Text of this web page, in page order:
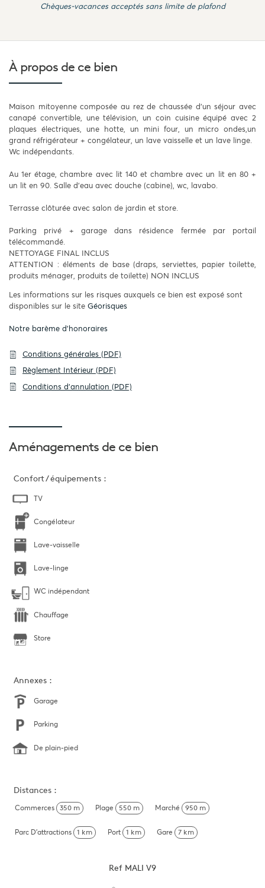
Chèques-vacances acceptés sans limite de plafond
À propos de ce bien
Maison mitoyenne composée au rez de chaussée d'un séjour avec
canapé convertible, une télévision, un coin cuisine équipé avec 2
plaques électriques, une hotte, un mini four, un micro ondes,un
grand réfrigérateur + congélateur, un lave vaisselle et un lave linge.
Wc indépendants.
Au 1er étage, chambre avec lit 140 et chambre avec un lit en 80 +
un lit en 90. Salle d'eau avec douche (cabine), wc, lavabo.
Terrasse clôturée avec salon de jardin et store.
Parking privé + garage dans résidence fermée par portail
télécommandé.
NETTOYAGE FINAL INCLUS
ATTENTION : éléments de base (draps, serviettes, papier toilette,
produits ménager, produits de toilette) NON INCLUS
Les informations sur les risques auxquels ce bien est exposé sont
disponibles sur le site Géorisques
Notre barème d'honoraires
Conditions générales (PDF)
Règlement Intérieur (PDF)
Conditions d'annulation (PDF)
Aménagements de ce bien
Confort / équipements :
TV
Congélateur
Lave-vaisselle
Lave-linge
WC indépendant
Chauffage
Store
Annexes :
Garage
Parking
De plain-pied
Distances :
Commerces 350 m Plage 550 m Marché 950 m
Parc D'attractions 1 km Port 1 km Gare 7 km
Ref MALI V9